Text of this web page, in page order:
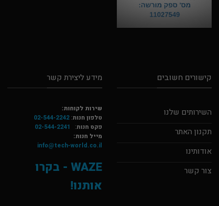
קישורים חשובים
השירותים שלנו
תקנון האתר
אודותינו
צור קשר
מידע ליצירת קשר
שירות לקוחות:
טלפון חנות:
02-544-2242
פקס חנות:
02-544-2241
מייל חנות:
info@tech-world.co.il
WAZE - בקרו
אותנו!